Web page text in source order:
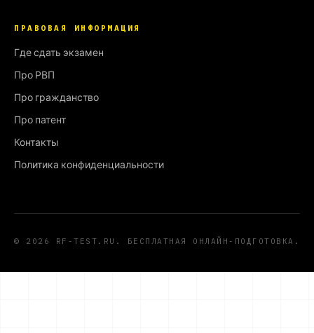
ПРАВОВАЯ ИНФОРМАЦИЯ
Где сдать экзамен
Про РВП
Про гражданство
Про патент
Контакты
Политика конфиденциальности
© 2026 RF-TEST.RU. БЕСПЛАТНАЯ ОНЛАЙН-ПОДГОТОВКА.